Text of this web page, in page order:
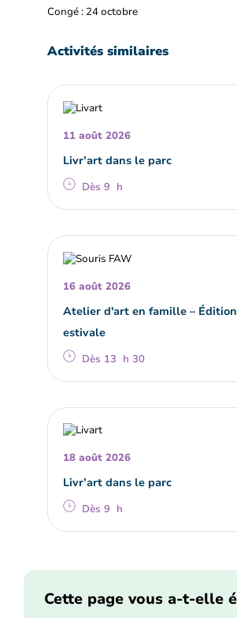
Congé : 24 octobre
Activités similaires
11 août 2026
Livr’art dans le parc
Dès 9 h
16 août 2026
Atelier d'art en famille – Édition
estivale
Dès 13 h 30
18 août 2026
Livr’art dans le parc
Dès 9 h
Cette page vous a-t-elle